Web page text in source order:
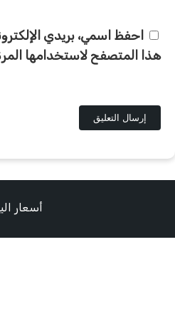
احفظ اسمي، بريدي
هذا المتصفح لاستخدامها المرة
أسعار اليوم